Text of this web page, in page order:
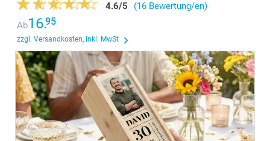
4.6/5
(16 Bewertung/en)
Ab16.95
zzgl. Versandkosten, inkl. MwSt